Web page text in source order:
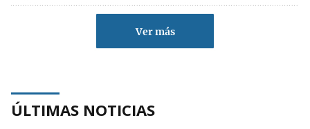
Ver más
ÚLTIMAS NOTICIAS